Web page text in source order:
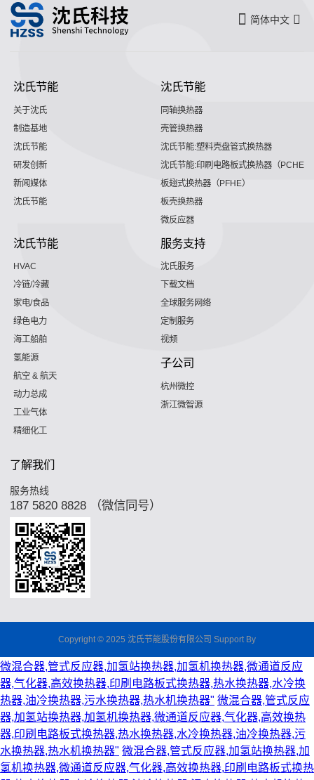
简体中文
沈氏节能
关于沈氏
制造基地
沈氏节能
研发创新
新闻媒体
沈氏节能
沈氏节能
同轴换热器
壳管换热器
沈氏节能:塑料壳盘管式换热器
沈氏节能:印刷电路板式换热器（PCHE）
板翅式换热器（PFHE）
板壳换热器
微反应器
沈氏节能
HVAC
冷链/冷藏
家电/食品
绿色电力
海工船舶
氢能源
航空 & 航天
动力总成
工业气体
精细化工
服务支持
沈氏服务
下载文档
全球服务网络
定制服务
视频
子公司
杭州微控
浙江微智源
了解我们
服务热线
187 5820 8828 （微信同号）
Copyright © 2025 沈氏节能股份有限公司 Support By
微混合器,管式反应器,加氢站换热器,加氢机换热器,微通道反应
器,气化器,高效换热器,印刷电路板式换热器,热水换热器,水冷换
热器,油冷换热器,污水换热器,热水机换热器" 微混合器,管式反应
器,加氢站换热器,加氢机换热器,微通道反应器,气化器,高效换热
器,印刷电路板式换热器,热水换热器,水冷换热器,油冷换热器,污
水换热器,热水机换热器" 微混合器,管式反应器,加氢站换热器,加
氢机换热器,微通道反应器,气化器,高效换热器,印刷电路板式换热